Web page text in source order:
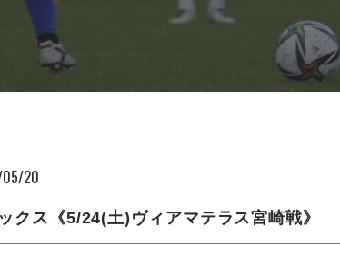
20
クス《5/24(土)ヴィアマテラス宮崎戦》